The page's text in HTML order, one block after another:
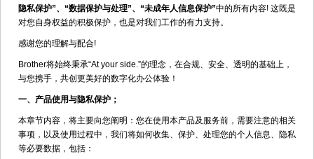
兄弟中国服务公众号使用方法
如何在兄弟中国服务公众号搜索操作视频，使用技巧（手机端）
文档代码：CHN-FP2505-20 更新于 2026年3月17日
USB数据线连接，无法打印（适用操作系统：Win 7/8/10）
文档代码：CHN-FP2505-18 更新于 2026年1月9日
在官网上下载设备驱动，查看使用技巧，常见问题解答（电脑端）
隐私保护”、“数据保护与处理”、“未成年人信息保护”中的所有内容! 这既是
对您自身权益的积极保护，也是对我们工作的有力支持。
感谢您的理解与配合!
Brother将始终秉承“At your side.”的理念，在合规、安全、透明的基础上，
与您携手，共创更美好的数字化办公体验！
一、产品使用与隐私保护；
本章节内容，将主要向您阐明：您在使用本产品及服务前，需要注意的相关
事项，以及使用过程中，我们将如何收集、保护、处理您的个人信息、隐私
等必要数据，包括：